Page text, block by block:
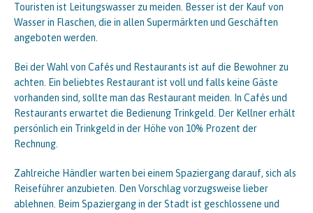
Touristen ist Leitungswasser zu meiden. Besser ist der Kauf von
Wasser in Flaschen, die in allen Supermärkten und Geschäften
angeboten werden.
Bei der Wahl von Cafés und Restaurants ist auf die Bewohner zu
achten. Ein beliebtes Restaurant ist voll und falls keine Gäste
vorhanden sind, sollte man das Restaurant meiden. In Cafés und
Restaurants erwartet die Bedienung Trinkgeld. Der Kellner erhält
persönlich ein Trinkgeld in der Höhe von 10% Prozent der
Rechnung.
Zahlreiche Händler warten bei einem Spaziergang darauf, sich als
Reiseführer anzubieten. Den Vorschlag vorzugsweise lieber
ablehnen. Beim Spaziergang in der Stadt ist geschlossene und